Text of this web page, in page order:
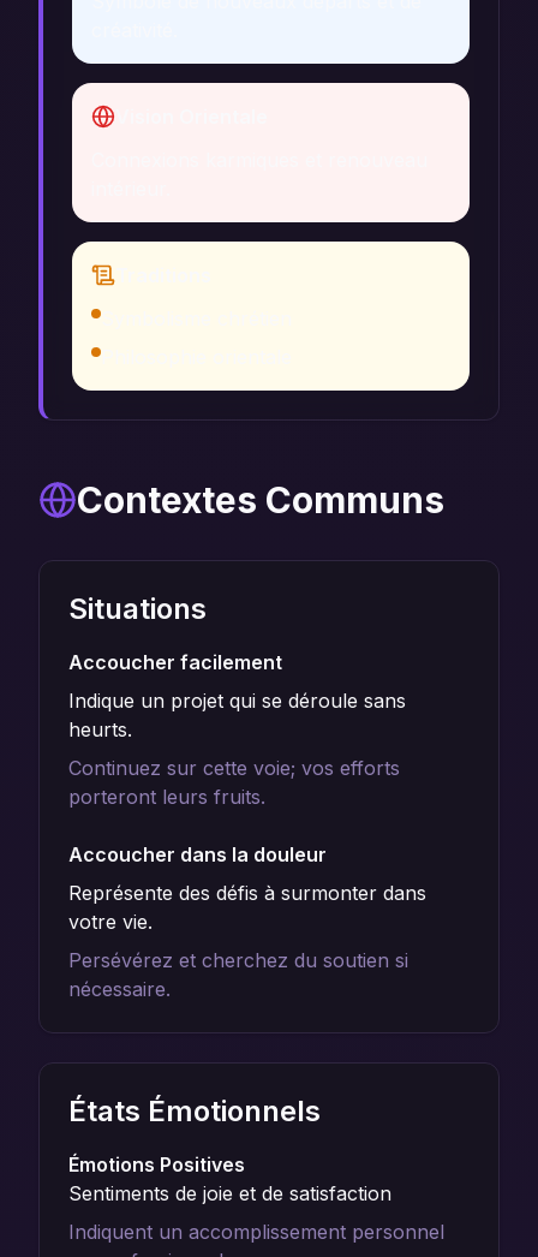
Contextes Communs
Situations
Accoucher facilement
Indique un projet qui se déroule sans
heurts.
Continuez sur cette voie; vos efforts
porteront leurs fruits.
Accoucher dans la douleur
Représente des défis à surmonter dans
votre vie.
Persévérez et cherchez du soutien si
nécessaire.
États Émotionnels
Émotions Positives
Sentiments de joie et de satisfaction
Indiquent un accomplissement personnel